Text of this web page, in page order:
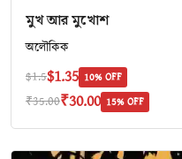
মুখ আর মুখোশ
অলৌকিক
$1.5$1.35 10% OFF
₹35.00₹30.00 15% OFF